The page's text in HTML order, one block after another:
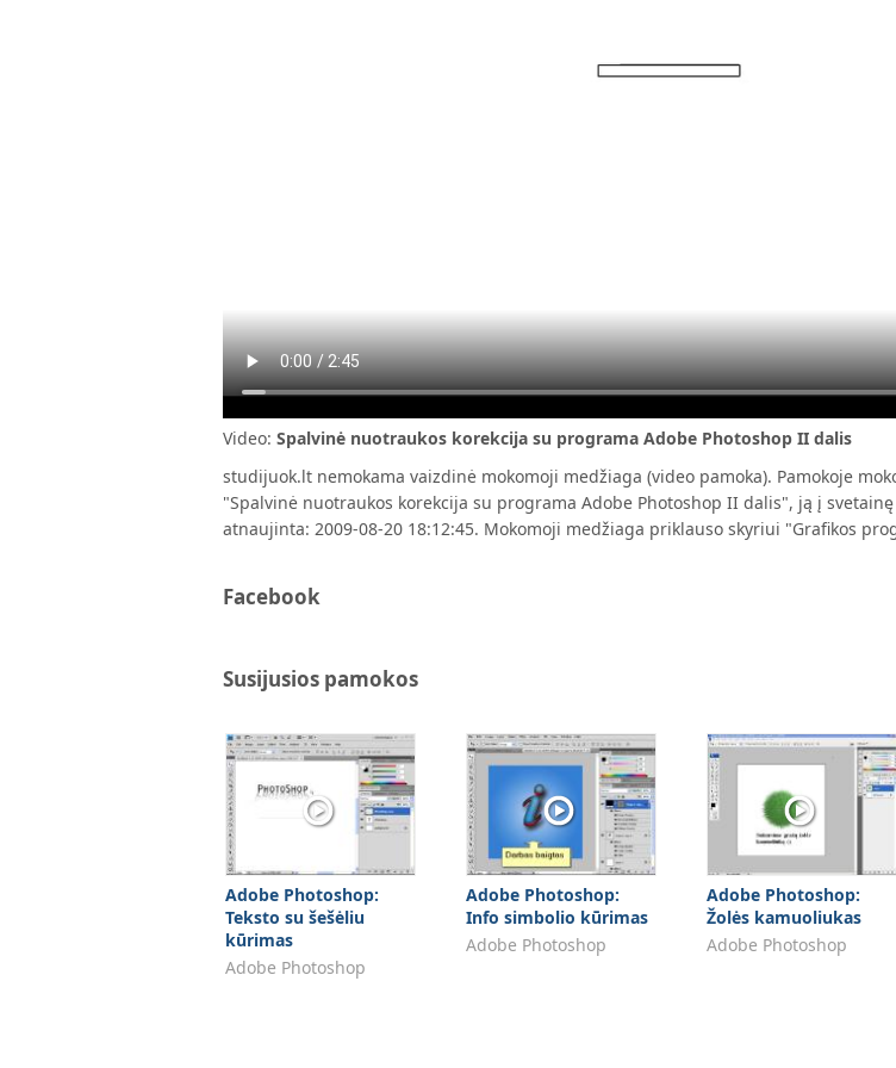
Video: Spalvinė nuotraukos korekcija su programa Adobe Photoshop II dalis
studijuok.lt nemokama vaizdinė mokomoji medžiaga (video pamoka). Pamokoje
"Spalvinė nuotraukos korekcija su programa Adobe Photoshop II dalis", ją į
atnaujinta: 2009-08-20 18:12:45. Mokomoji medžiaga priklauso skyriui "Grafikos
Facebook
Susijusios pamokos
Adobe Photoshop:
Teksto su šešėliu
kūrimas
Adobe Photoshop
Adobe Photoshop:
Info simbolio kūrimas
Adobe Photoshop
Adobe Photoshop:
Žolės kamuoliukas
Adobe Photoshop